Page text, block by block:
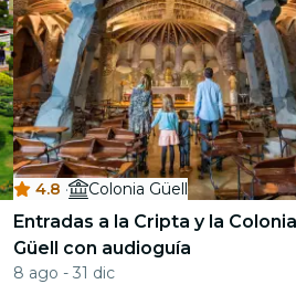
4.8 · Colonia Güell
Entradas a la Cripta y la Colonia
Güell con audioguía
8 ago - 31 dic